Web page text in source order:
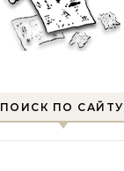
ПОИСК ПО САЙТУ